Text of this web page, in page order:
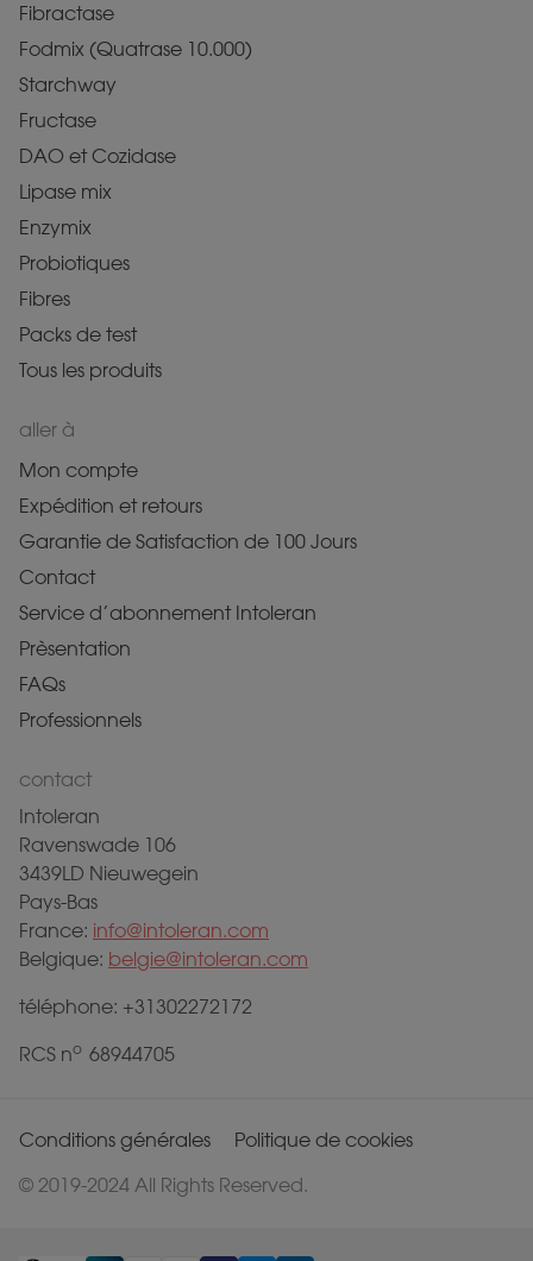
Fibractase
Fodmix (Quatrase 10.000)
Starchway
Fructase
DAO et Cozidase
Lipase mix
Enzymix
Probiotiques
Fibres
Packs de test
Tous les produits
aller à
Mon compte
Expédition et retours
Garantie de Satisfaction de 100 Jours
Contact
Service d’abonnement Intoleran
Prèsentation
FAQs
Professionnels
contact
Intoleran
Ravenswade 106
3439LD Nieuwegein
Pays-Bas
France: info@intoleran.com
Belgique: belgie@intoleran.com
téléphone: +31302272172
RCS no 68944705
© 2019-2024 All Rights Reserved.
Conditions générales Politique de cookies